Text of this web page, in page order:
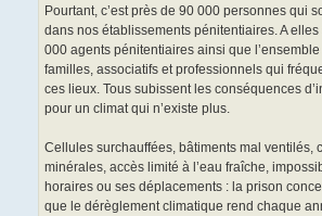
Pourtant, c’est près de 90 000 personnes qui
dans nos établissements pénitentiaires. A elles
000 agents pénitentiaires ainsi que l’ensemble
familles, associatifs et professionnels qui
ces lieux. Tous subissent les conséquences
pour un climat qui n’existe plus.
Cellules surchauffées, bâtiments mal ventilés,
minérales, accès limité à l’eau fraîche,
horaires ou ses déplacements : la prison
que le dérèglement climatique rend chaque